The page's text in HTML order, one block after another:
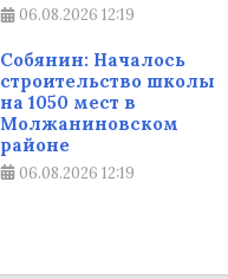
06.08.2026 12:19
Собянин: Началось
строительство школы
на 1050 мест в
Молжаниновском
районе
06.08.2026 12:19